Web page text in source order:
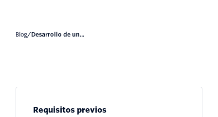
blog/ Desarrollo de un...
Requisitos previos